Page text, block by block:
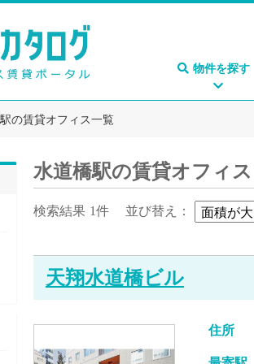
物件を探す
の賃貸オフィス一覧
水道橋駅の賃貸オフィ
検索結果 1件 並び替え：
天翔水道橋ビル
住所